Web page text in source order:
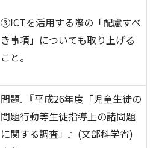
③ICTを活用する際の「配慮すべ
き事項」についても取り上げる
こと。
問題. 『平成26年度「児童生徒の
問題行動等生徒指導上の諸問題
に関する調査」』(文部科学省)